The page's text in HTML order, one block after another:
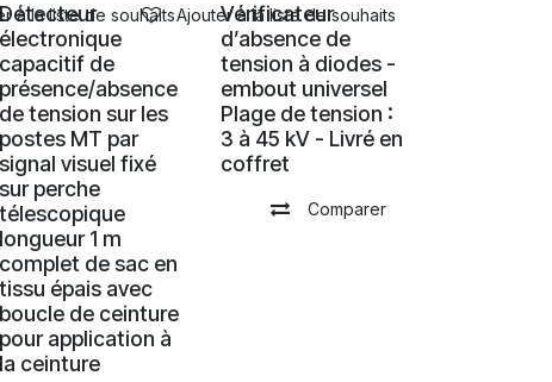
Détecteur
électronique
capacitif de
présence/absence
de tension sur les
postes MT par
signal visuel fixé
sur perche
télescopique
longueur 1 m
complet de sac en
tissu épais avec
boucle de ceinture
pour application à
la ceinture
à la liste de souhaits
Vérificateur
d’absence de
tension à diodes -
embout universel
Plage de tension :
3 à 45 kV - Livré en
coffret
Comparer
Ajouter à la liste de souhaits